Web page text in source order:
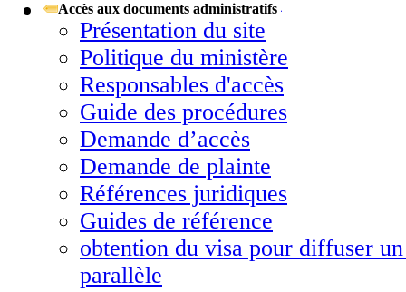
Accès aux documents administratifs
Présentation du site
Politique du ministère
Responsables d'accès
Guide des procédures
Demande d’accès
Demande de plainte
Références juridiques
Guides de référence
obtention du visa pour diffuser
parallèle